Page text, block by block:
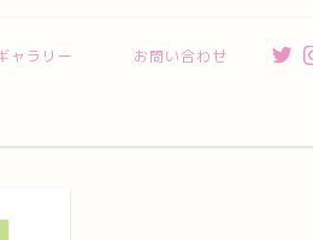
ャラリー お問い合わせ